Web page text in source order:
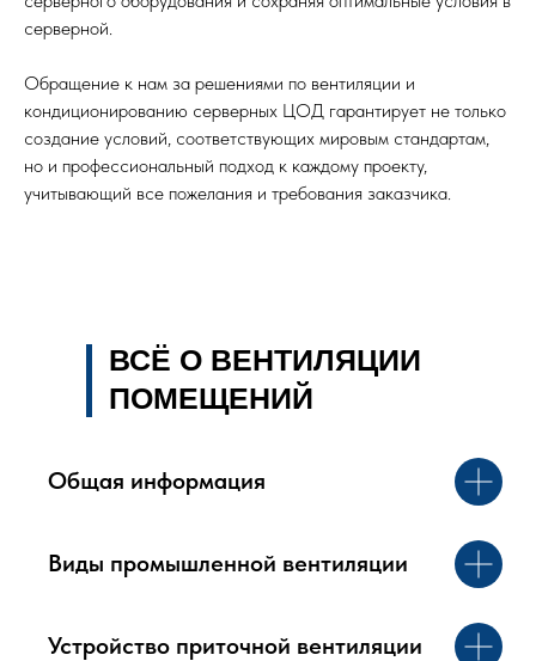
серверной.
Обращение к нам за решениями по вентиляции и
кондиционированию серверных ЦОД гарантирует не только
создание условий, соответствующих мировым стандартам,
но и профессиональный подход к каждому проекту,
учитывающий все пожелания и требования заказчика.
ВСЁ О ВЕНТИЛЯЦИИ
ПОМЕЩЕНИЙ
Общая информация
Виды промышленной вентиляции
Устройство приточной вентиляции